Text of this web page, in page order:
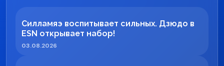
Силламяэ воспитывает сильных. Дзюдо в
ESN открывает набор!
03.08.2026